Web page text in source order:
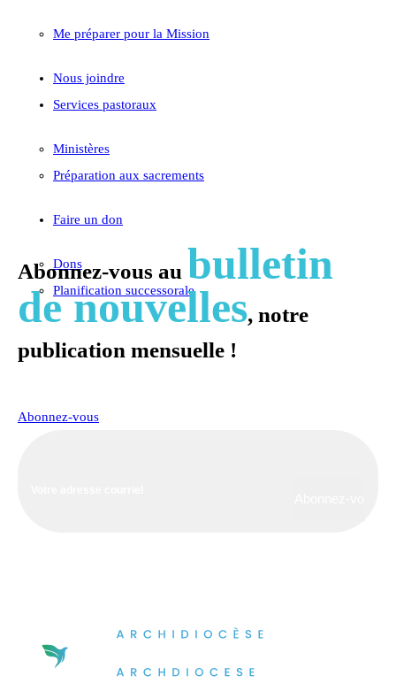
Me préparer pour la Mission
Nous joindre
Services pastoraux
Ministères
Préparation aux sacrements
Faire un don
Dons
Planification successorale
Abonnez-vous au bulletin
de nouvelles, notre
publication mensuelle !
Abonnez-vous